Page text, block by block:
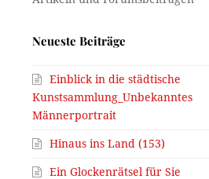
Neueste Beiträge
Einblick in die städtische
Kunstsammlung_Unbekanntes
Männerportrait
Hinaus ins Land (153)
Ein Glockenrätsel für Sie